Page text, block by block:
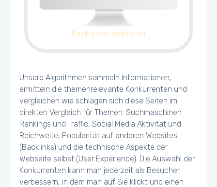
Konkurrent definieren
Unsere Algorithmen sammeln Informationen,
ermitteln die themenrelevante Konkurrenten und
vergleichen wie schlagen sich diese Seiten im
direkten Vergleich für Themen: Suchmaschinen
Rankings und Traffic, Social Media Aktivität und
Reichweite, Popularität auf anderen Websites
(Backlinks) und die technische Aspekte der
Webseite selbst (User Experience). Die Auswahl der
Konkurrenten kann man jederzeit als Besucher
verbessern, in dem man auf Sie klickt und einen